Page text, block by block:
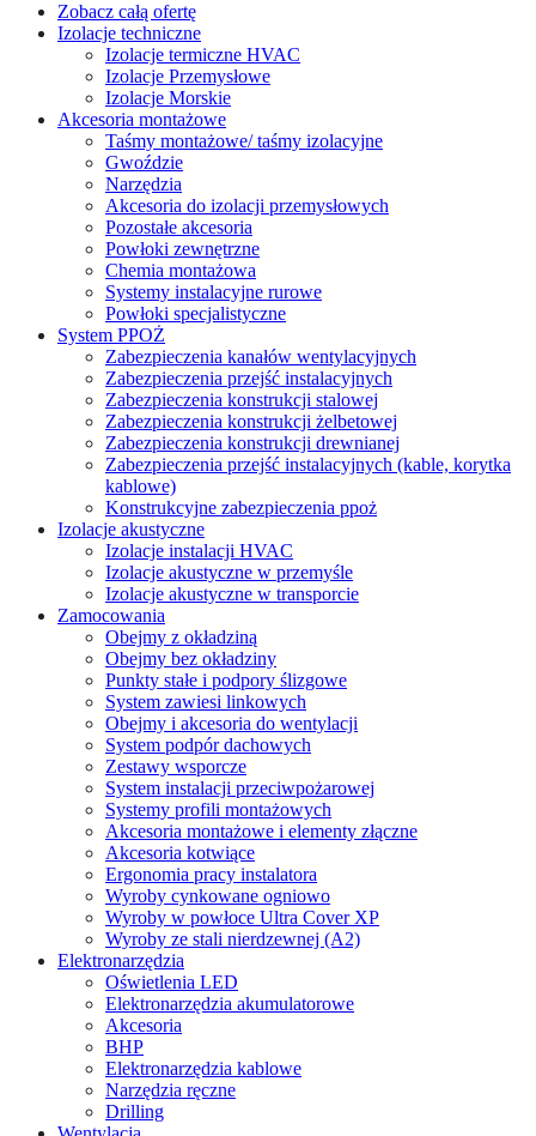
Zobacz całą ofertę
Izolacje techniczne
Izolacje termiczne HVAC
Izolacje Przemysłowe
Izolacje Morskie
Akcesoria montażowe
Taśmy montażowe/ taśmy izolacyjne
Gwoździe
Narzędzia
Akcesoria do izolacji przemysłowych
Pozostałe akcesoria
Powłoki zewnętrzne
Chemia montażowa
Systemy instalacyjne rurowe
Powłoki specjalistyczne
System PPOŻ
Zabezpieczenia kanałów wentylacyjnych
Zabezpieczenia przejść instalacyjnych
Zabezpieczenia konstrukcji stalowej
Zabezpieczenia konstrukcji żelbetowej
Zabezpieczenia konstrukcji drewnianej
Zabezpieczenia przejść instalacyjnych (kable, korytka
kablowe)
Konstrukcyjne zabezpieczenia ppoż
Izolacje akustyczne
Izolacje instalacji HVAC
Izolacje akustyczne w przemyśle
Izolacje akustyczne w transporcie
Zamocowania
Obejmy z okładziną
Obejmy bez okładziny
Punkty stałe i podpory ślizgowe
System zawiesi linkowych
Obejmy i akcesoria do wentylacji
System podpór dachowych
Zestawy wsporcze
System instalacji przeciwpożarowej
Systemy profili montażowych
Akcesoria montażowe i elementy złączne
Akcesoria kotwiące
Ergonomia pracy instalatora
Wyroby cynkowane ogniowo
Wyroby w powłoce Ultra Cover XP
Wyroby ze stali nierdzewnej (A2)
Elektronarzędzia
Oświetlenia LED
Elektronarzędzia akumulatorowe
Akcesoria
BHP
Elektronarzędzia kablowe
Narzędzia ręczne
Drilling